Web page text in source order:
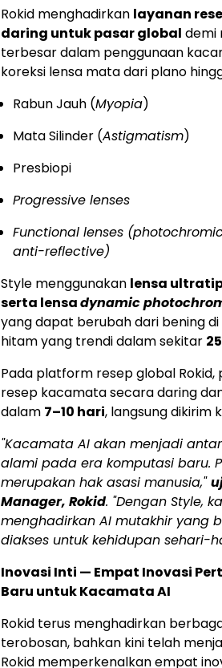
Rokid menghadirkan layanan
daring untuk pasar global demi
terbesar dalam penggunaan
koreksi lensa mata dari plano
Rabun Jauh (Myopia)
Mata Silinder (Astigmatism)
Presbiopi
Progressive lenses
Functional lenses
anti-reflective)
Style menggunakan lensa
serta lensadynamic
yang dapat berubah dari bening
hitam yang trendi dalam sekitar
Pada platform resep global
resep kacamata secara daring
dalam 7–10 hari, langsung dikirim
"Kacamata AI akan menjadi
alami pada era komputasi baru.
merupakan hak asasi manusia,"
Manager, Rokid. "Dengan Style,
menghadirkan AI mutakhir yang
diakses untuk kehidupan sehari-
Inovasi Inti — Empat Inovasi
Baru untuk Kacamata AI
Rokid terus menghadirkan
terobosan, bahkan kini telah
Rokid memperkenalkan empat